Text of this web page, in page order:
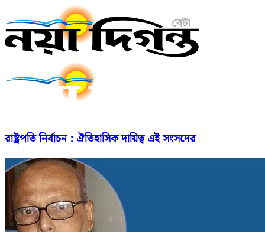
রাষ্ট্রপতি নির্বাচন : ঐতিহাসিক দায়িত্ব এই সংসদের